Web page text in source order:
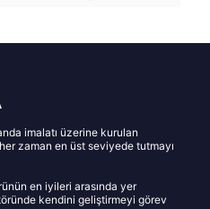
imalatı üzerine kurulan
zaman en üst seviyede tutmayı
en iyileri arasında yer
kendini geliştirmeyi görev